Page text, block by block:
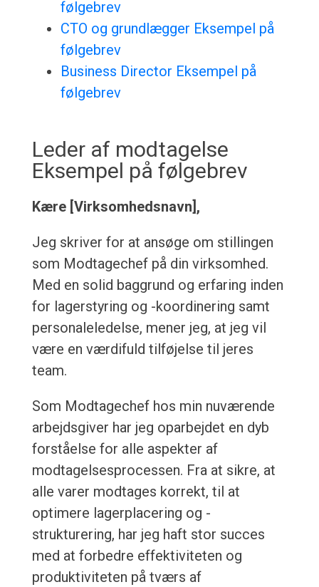
følgebrev
CTO og grundlægger Eksempel på
følgebrev
Business Director Eksempel på
følgebrev
Leder af modtagelse
Eksempel på følgebrev
Kære [Virksomhedsnavn],
Jeg skriver for at ansøge om stillingen
som Modtagechef på din virksomhed.
Med en solid baggrund og erfaring inden
for lagerstyring og -koordinering samt
personaleledelse, mener jeg, at jeg vil
være en værdifuld tilføjelse til jeres
team.
Som Modtagechef hos min nuværende
arbejdsgiver har jeg oparbejdet en dyb
forståelse for alle aspekter af
modtagelsesprocessen. Fra at sikre, at
alle varer modtages korrekt, til at
optimere lagerplacering og -
strukturering, har jeg haft stor succes
med at forbedre effektiviteten og
produktiviteten på tværs af